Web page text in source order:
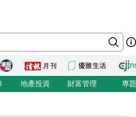
地產投資 財富管理 專題